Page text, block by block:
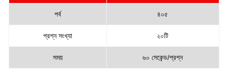
পর্ব ৪০৫
প্রশ্ন সংখ্যা ২০টি
সময় ৬০ সেকেন্ড/প্রশ্ন